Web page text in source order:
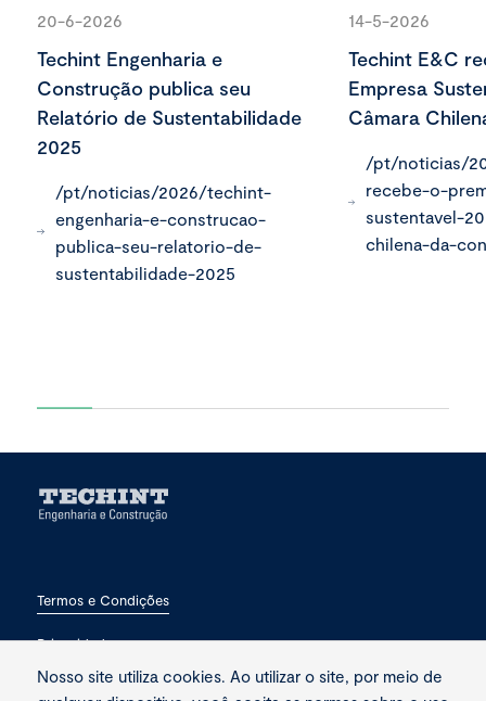
20-6-2026
Techint Engenharia e
Construção publica seu
Relatório de Sustentabilidade
2025
/pt/noticias/2026/techint-
engenharia-e-construcao-
publica-seu-relatorio-de-
sustentabilidade-2025
14-5-2026
Techint E&C
Empresa
Câmara
/pt/noticias/
recebe-o-
sustentavel-
chilena-da-
Termos e Condições
Privacidade
Fale conosco
Nosso site utiliza cookies. Ao utilizar o site, por meio de